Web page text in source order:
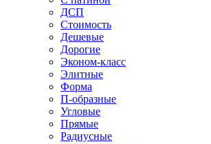
ДСП
Стоимость
Дешевые
Дорогие
Эконом-класс
Элитные
Форма
П-образные
Угловые
Прямые
Радиусные